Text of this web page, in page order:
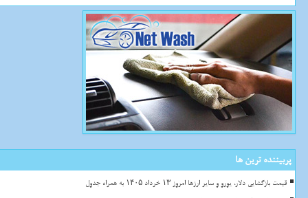
پربیننده ترین ها
قیمت بازگشایی دلار، یورو و سایر ارزها امروز ۱۳ خرداد ۱۴۰۵ به همراه جدول